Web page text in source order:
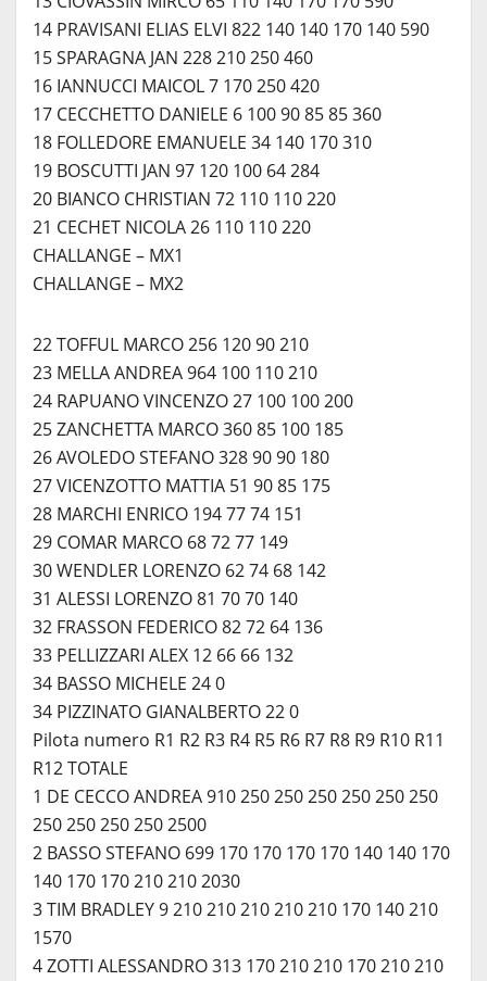
14 PRAVISANI ELIAS ELVI 822 140 140 170 140 590
15 SPARAGNA JAN 228 210 250 460
16 IANNUCCI MAICOL 7 170 250 420
17 CECCHETTO DANIELE 6 100 90 85 85 360
18 FOLLEDORE EMANUELE 34 140 170 310
19 BOSCUTTI JAN 97 120 100 64 284
20 BIANCO CHRISTIAN 72 110 110 220
21 CECHET NICOLA 26 110 110 220
CHALLANGE – MX1
CHALLANGE – MX2
22 TOFFUL MARCO 256 120 90 210
23 MELLA ANDREA 964 100 110 210
24 RAPUANO VINCENZO 27 100 100 200
25 ZANCHETTA MARCO 360 85 100 185
26 AVOLEDO STEFANO 328 90 90 180
27 VICENZOTTO MATTIA 51 90 85 175
28 MARCHI ENRICO 194 77 74 151
29 COMAR MARCO 68 72 77 149
30 WENDLER LORENZO 62 74 68 142
31 ALESSI LORENZO 81 70 70 140
32 FRASSON FEDERICO 82 72 64 136
33 PELLIZZARI ALEX 12 66 66 132
34 BASSO MICHELE 24 0
34 PIZZINATO GIANALBERTO 22 0
Pilota numero R1 R2 R3 R4 R5 R6 R7 R8 R9 R10 R11
R12 TOTALE
1 DE CECCO ANDREA 910 250 250 250 250 250 250
250 250 250 250 2500
2 BASSO STEFANO 699 170 170 170 170 140 140 170
140 170 170 210 210 2030
3 TIM BRADLEY 9 210 210 210 210 210 170 140 210
1570
4 ZOTTI ALESSANDRO 313 170 210 210 170 210 210